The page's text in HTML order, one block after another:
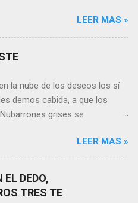
el sentido, y las respuestas se
que no alcanzamos a
quizás quien esté
nos ponemos a pensar en
de la vida todos hemos sufrido
persona. Entonces ¿cómo
merece tus lágrimas, y quien
hará llorar”, tal vez
LEER MAS »
la nube de los deseos los sí
demos cabida, a que los
grises se
por no ver con
a seguir. Lo claro es que si
reste. En esa puja por decidir,
vida conceptos y personas
tienen demasiada cabida,
LEER MAS »
EL DEDO,
TRES TE